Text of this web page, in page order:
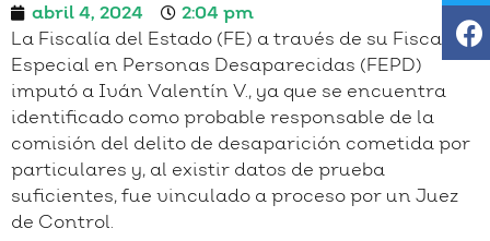
abril 4, 2024
2:04 pm
La Fiscalía del Estado (FE) a través de su Fiscalía
Especial en Personas Desaparecidas (FEPD)
imputó a Iván Valentín V., ya que se encuentra
identificado como probable responsable de la
comisión del delito de desaparición cometida por
particulares y, al existir datos de prueba
suficientes, fue vinculado a proceso por un Juez
de Control.